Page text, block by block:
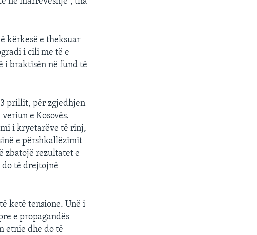
kërkesë e theksuar
i cili me të e
i braktisën në fund të
prillit, për zgjedhjen
e Kosovës.
i kryetarëve të rinj,
e përshkallëzimit
zbatojë rezultatet e
të drejtojnë
ketë tensione. Unë i
e propagandës
etnie dhe do të